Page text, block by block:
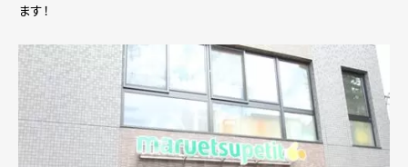
ます！